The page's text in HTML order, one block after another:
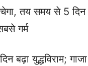
तय समय से 5 दिन
गर्म
बढ़ा युद्धविराम;